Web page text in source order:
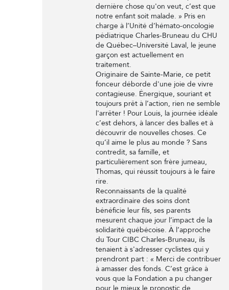
dernière chose qu'on veut, c’est que
notre enfant soit malade. » Pris en
charge à l’Unité d’hémato-oncologie
pédiatrique Charles-Bruneau du CHU
de Québec–Université Laval, le jeune
garçon est actuellement en
traitement.
Originaire de Sainte-Marie, ce petit
fonceur déborde d'une joie de vivre
contagieuse. Énergique, souriant et
toujours prêt à l’action, rien ne semble
l'arrêter ! Pour Louis, la journée idéale
c’est dehors, à lancer des balles et à
découvrir de nouvelles choses. Ce
qu’il aime le plus au monde ? Sans
contredit, sa famille, et
particulièrement son frère jumeau,
Thomas, qui réussit toujours à le faire
rire.
Reconnaissants de la qualité
extraordinaire des soins dont
bénéficie leur fils, ses parents
mesurent chaque jour l’impact de la
solidarité québécoise. À l’approche
du Tour CIBC Charles-Bruneau, ils
tenaient à s'adresser cyclistes qui y
prendront part : « Merci de contribuer
à amasser des fonds. C’est grâce à
vous que la Fondation a pu changer